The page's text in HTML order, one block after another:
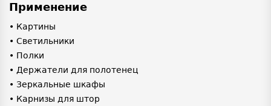
Применение
• Картины
• Светильники
• Полки
• Держатели для полотенец
• Зеркальные шкафы
• Карнизы для штор